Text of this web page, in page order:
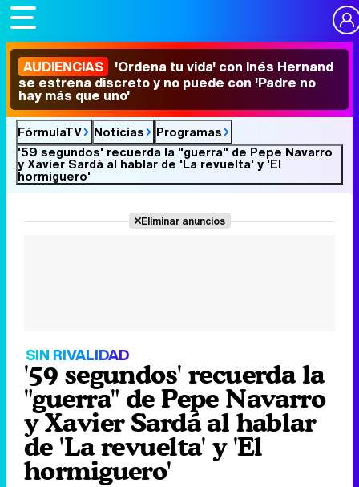
AUDIENCIAS 'Ordena tu vida' con Inés Hernand
se estrena discreto y no puede con 'Padre no
hay más que uno'
FórmulaTV Noticias
Programas
'59 segundos' recuerda la "guerra" de Pepe Navarro
y Xavier Sardá al hablar de 'La revuelta' y 'El
hormiguero'
Eliminar anuncios
SIN RIVALIDAD
'59 segundos' recuerda la
"guerra" de Pepe Navarro
y Xavier Sardá al hablar
de 'La revuelta' y 'El
hormiguero'